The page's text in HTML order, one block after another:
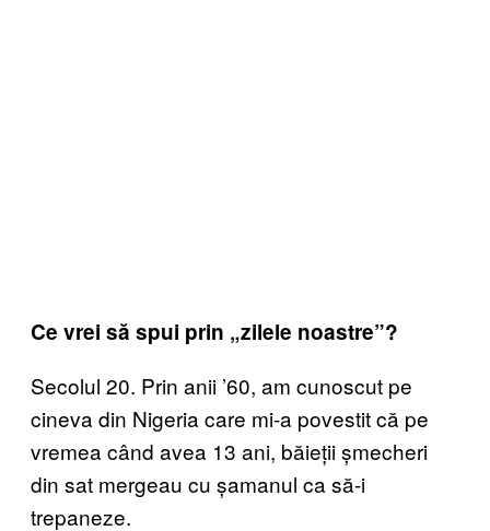
Ce vrei să spui prin „zilele noastre”?
Secolul 20. Prin anii ’60, am cunoscut pe
cineva din Nigeria care mi-a povestit că pe
vremea când avea 13 ani, băieții șmecheri
din sat mergeau cu șamanul ca să-i
trepaneze.